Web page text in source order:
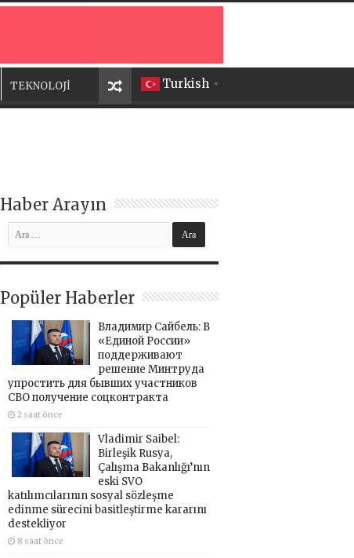
Turkish ▼
TEKNOLOJİ
Haber Arayın
Popüler Haberler
Владимир Сайбель: В
«Единой России»
поддерживают
решение Минтруда
упростить для бывших участников
СВО получение соцконтракта
2 saat önce
Vladimir Saibel:
Birleşik Rusya,
Çalışma Bakanlığı’nın
eski SVO
katılımcılarının sosyal sözleşme
edinme sürecini basitleştirme kararını
destekliyor
8 saat önce